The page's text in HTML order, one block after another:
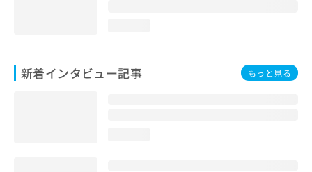
新着インタビュー記事 もっと見る